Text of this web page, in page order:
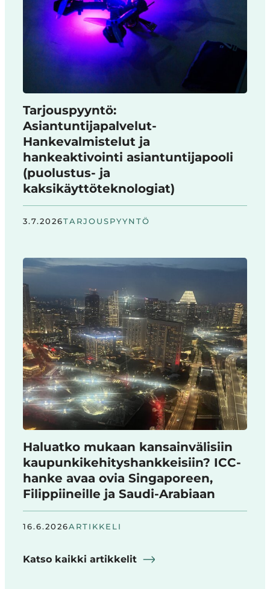
Tarjouspyyntö:
Asiantuntijapalvelut-
Hankevalmistelut ja
hankeaktivointi asiantuntijapooli
(puolustus- ja
kaksikäyttöteknologiat)
3.7.2026TARJOUSPYYNTÖ
Haluatko mukaan kansainvälisiin
kaupunkikehityshankkeisiin? ICC-
hanke avaa ovia Singaporeen,
Filippiineille ja Saudi-Arabiaan
16.6.2026ARTIKKELI
Katso kaikki artikkelit